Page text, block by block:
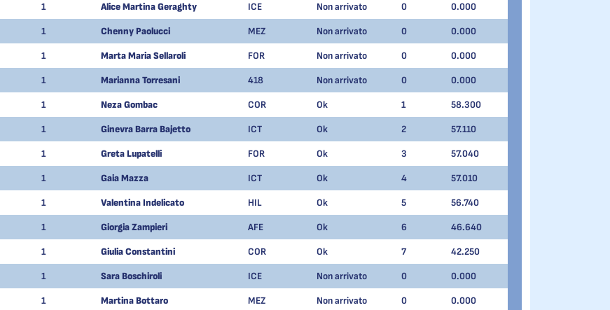
1 Alice Martina Geraghty ICE Non arrivato 0 0.000
1 Chenny Paolucci MEZ Non arrivato 0 0.000
1 Marta Maria Sellaroli FOR Non arrivato 0 0.000
1 Marianna Torresani 418 Non arrivato 0 0.000
1 Neza Gombac COR Ok 1 58.300
1 Ginevra Barra Bajetto ICT Ok 2 57.110
1 Greta Lupatelli FOR Ok 3 57.040
1 Gaia Mazza ICT Ok 4 57.010
1 Valentina Indelicato HIL Ok 5 56.740
1 Giorgia Zampieri AFE Ok 6 46.640
1 Giulia Constantini COR Ok 7 42.250
1 Sara Boschiroli ICE Non arrivato 0 0.000
1 Martina Bottaro MEZ Non arrivato 0 0.000